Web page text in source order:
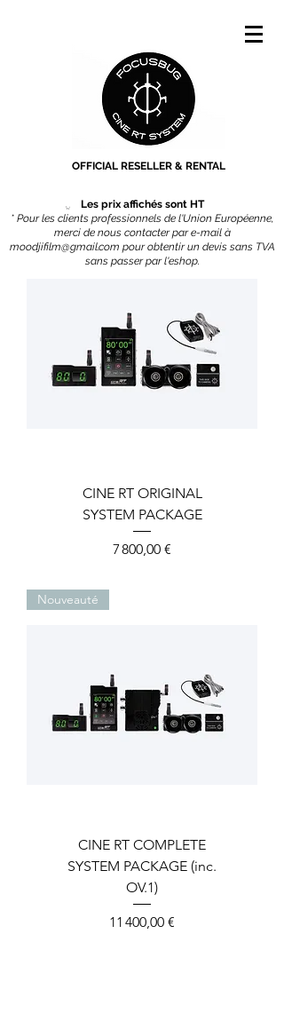
OFFICIAL RESELLER & RENTAL
Les prix affichés sont HT
* Pour les clients professionnels de l'Union Européenne,
merci de nous contacter par e-mail à
moodjifilm@gmail.com pour obtentir un devis sans TVA
sans passer par l'eshop.
CINE RT ORIGINAL
SYSTEM PACKAGE
Prix
7 800,00 €
Nouveauté
CINE RT COMPLETE
SYSTEM PACKAGE (inc.
OV.1)
Prix
11 400,00 €